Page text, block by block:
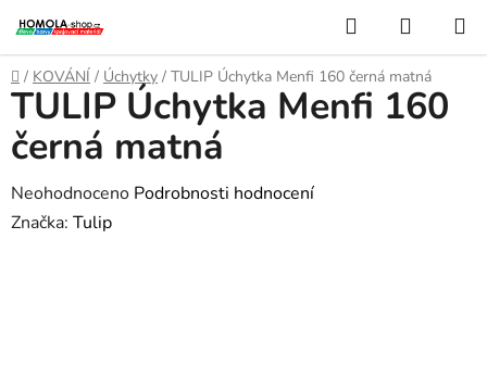
na
obsah
Hledat
KOŠÍK
Domů
/ KOVÁNÍ / Úchytky / TULIP Úchytka Menfi 160 černá matná
TULIP Úchytka Menfi 160
černá matná
Průměrné
hodnocení
Neohodnoceno Podrobnosti hodnocení
Značka: Tulip